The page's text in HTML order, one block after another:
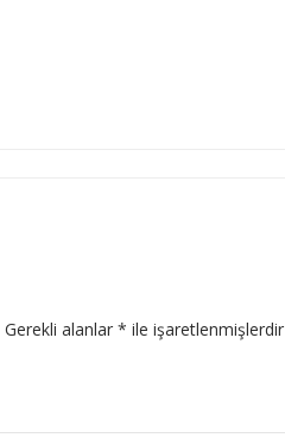
Gerekli alanlar * ile işaretlenmişlerdir